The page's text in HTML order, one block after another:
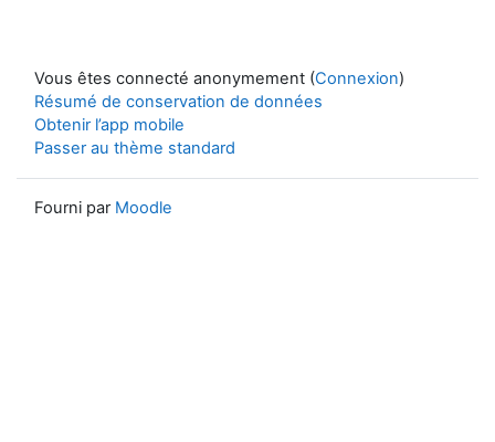
Vous êtes connecté anonymement (Connexion)
Résumé de conservation de données
Obtenir l’app mobile
Passer au thème standard
Fourni par Moodle